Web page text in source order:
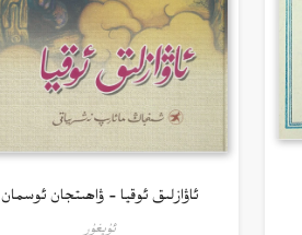
ئاۋازلىق ئوقيا – ۋاھىتجان ئوسمان
ئۇيغۇر